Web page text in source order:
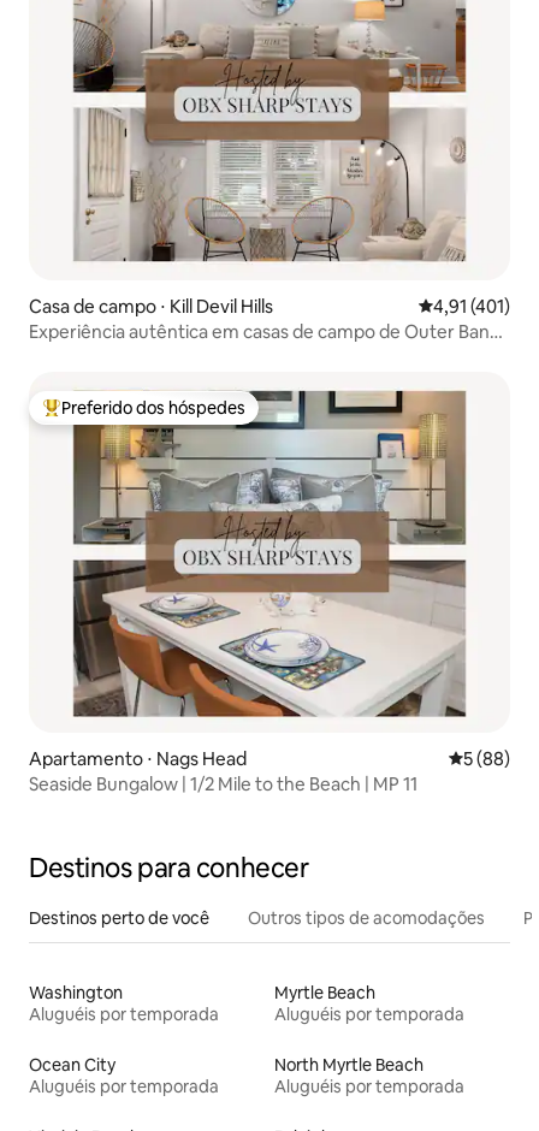
Casa de campo ⋅ Kill Devil Hills 4,91 de uma
4,91 (401)
Experiência autêntica em casas de campo de Outer Banks
Entre os melhores preferidos dos hóspedes
Preferido dos hóspedes
Apartamento ⋅ Nags Head 5 de uma
5 (88)
Seaside Bungalow | 1/2 Mile to the Beach | MP 11
Destinos para conhecer
Destinos perto de você Outros tipos de acomodações
Washington
Aluguéis por temporada
Myrtle Beach
Aluguéis por temporada
Ocean City
Aluguéis por temporada
North Myrtle Beach
Aluguéis por temporada